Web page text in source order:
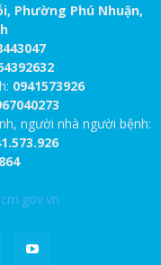
Phường Phú Nhuận,
0941573926
người nhà người bệnh: